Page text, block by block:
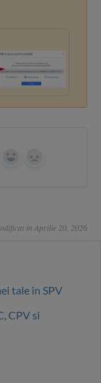
Yes No
in Aprilie 20, 2026
tale in SPV
CPV si